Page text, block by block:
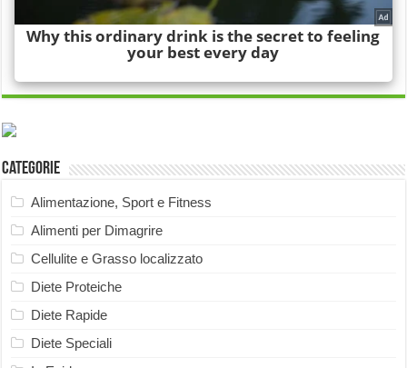
Categorie
Alimentazione, Sport e Fitness
Alimenti per Dimagrire
Cellulite e Grasso localizzato
Diete Proteiche
Diete Rapide
Diete Speciali